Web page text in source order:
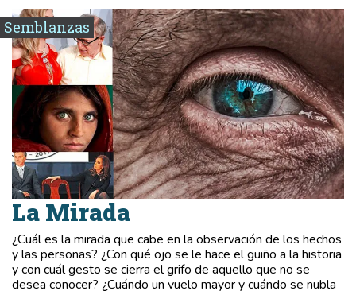
Semblanzas
La Mirada
¿Cuál es la mirada que cabe en la observación de los hechos
y las personas? ¿Con qué ojo se le hace el guiño a la historia
y con cuál gesto se cierra el grifo de aquello que no se
desea conocer? ¿Cuándo un vuelo mayor y cuándo se nubla